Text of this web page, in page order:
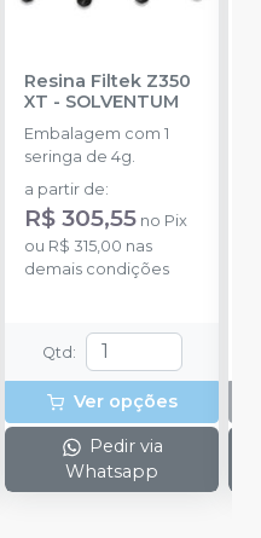
Resina Filtek Z350
XT - SOLVENTUM
Embalagem com 1
seringa de 4g.
a partir de:
R$ 305,55 no Pix
ou R$ 315,00 nas
demais condições
Qtd:
Ver opções
Pedir via
Whatsapp